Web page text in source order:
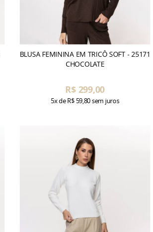
BLUSA FEMININA EM TRICÔ SOFT - 25171
CHOCOLATE
R$ 299,00
5xdeR$ 59,80sem juros